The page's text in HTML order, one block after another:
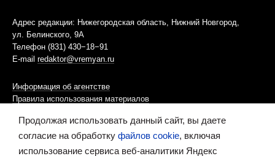
Адрес редакции: Нижегородская область, Нижний Новгород,
ул. Белинского, 9А
Телефон (831) 430−18−91
E-mail redaktor@vremyan.ru
Информация об агентстве
Правила использования материалов
Информационная политика использования «cookies»-файлов
Ресурс содержит материалы 16+
Продолжая использовать данный сайт, вы даете
согласие на обработку файлов cookie, включая
использование сервиса веб-аналитики Яндекс